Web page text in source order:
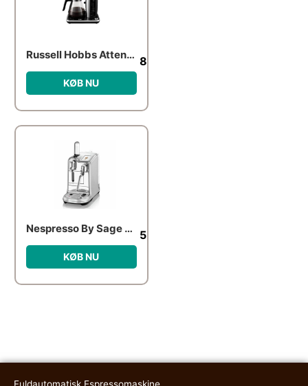
Russell Hobbs Attentiv 26230-56 886.00
KØB NU
Nespresso By Sage SNE 900 BSS kapselmaskine 5,899.00
KØB NU